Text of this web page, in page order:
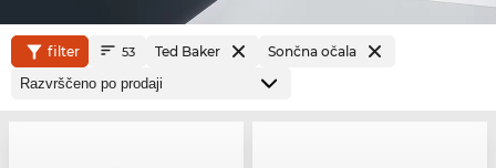
filter 53 Ted Baker Sončna očala